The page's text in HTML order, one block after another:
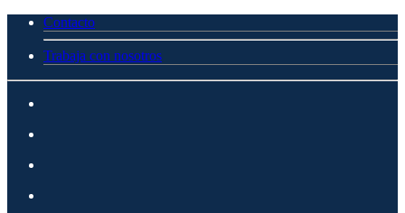
Contacto
Trabaja con nosotros